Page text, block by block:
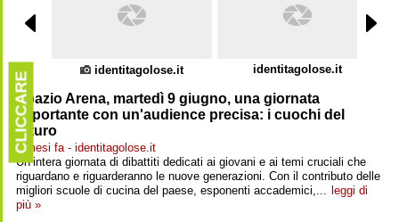
identitagolose.it identitagolose.it
Spazio Arena, martedì 9 giugno, una giornata
importante con un'audience precisa: i cuochi del
futuro
2 mesi fa - identitagolose.it
Un’intera giornata di dibattiti dedicati ai giovani e ai temi cruciali che
riguardano e riguarderanno le nuove generazioni. Con il contributo delle
migliori scuole di cucina del paese, esponenti accademici,... leggi di
più »
CLICCARE